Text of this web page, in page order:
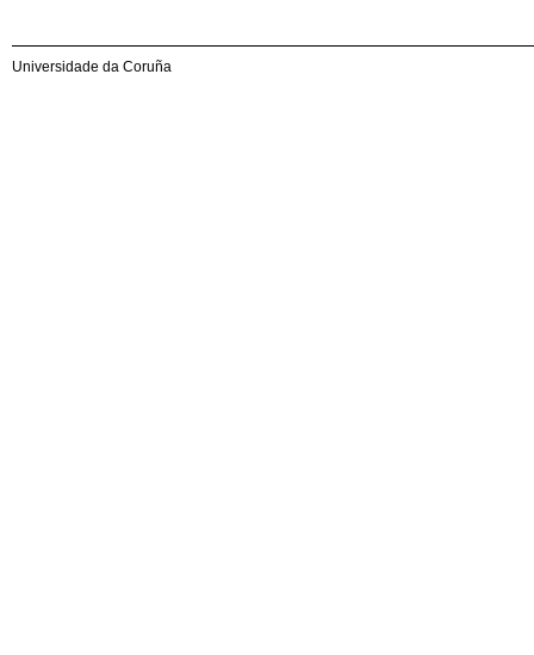
Universidade da Coruña